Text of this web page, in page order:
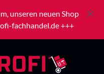
unseren neuen Shop
fachhandel.de +++